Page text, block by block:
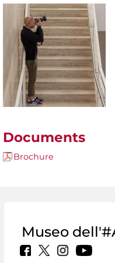
Documents
Brochure
Museo